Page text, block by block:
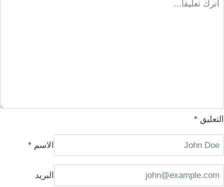
التعليق *
الاسم *
البريد